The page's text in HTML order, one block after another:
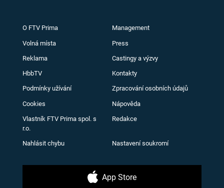
O FTV Prima Management
Volná místa Press
Reklama Castingy a výzvy
HbbTV Kontakty
Podmínky užívání Zpracování osobních údajů
Cookies Nápověda
Vlastník FTV Prima spol. s
r.o.
Redakce
Nahlásit chybu Nastavení soukromí
App Store